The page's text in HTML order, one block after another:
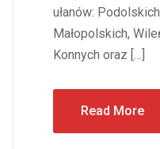
ułanów:
Małopolskich,
Konnych oraz […]
Read More